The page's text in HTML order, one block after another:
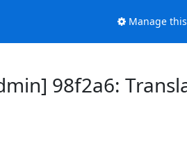
Manage
98f2a6: